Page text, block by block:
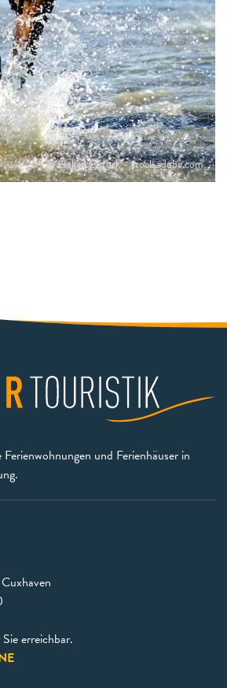
© Hakan Ozturk – stock.adobe.com
und Ferienhäuser in
erreichbar.